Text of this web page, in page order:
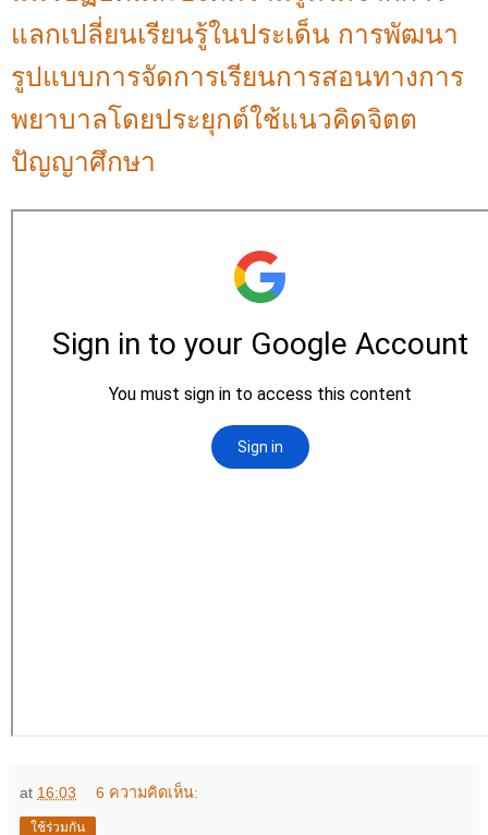
แลกเปลี่ยนเรียนรู้ในประเด็น การพัฒนา
รูปแบบการจัดการเรียนการสอนทางการ
พยาบาลโดยประยุกต์ใช้แนวคิดจิตต
ปัญญาศึกษา
at 16:03 6 ความคิดเห็น:
ใช้ร่วมกัน